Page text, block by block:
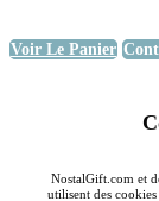
Voir Le Panier
NostalGift.com et
utilisent des